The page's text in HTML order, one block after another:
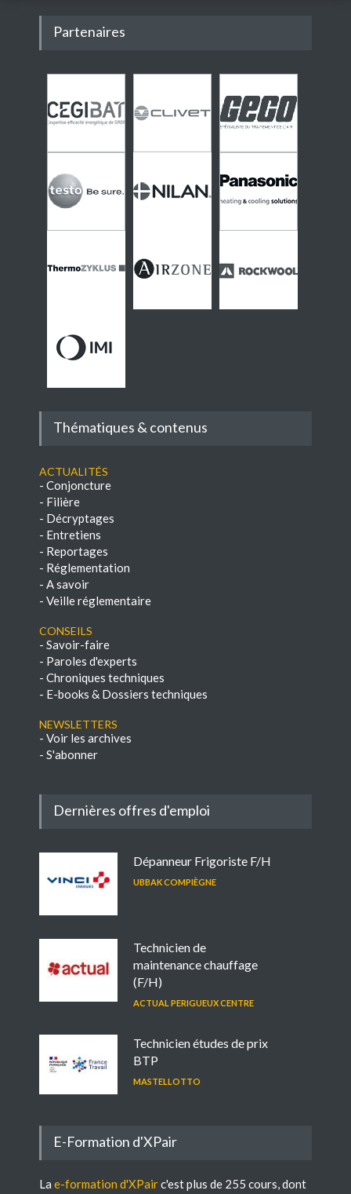
Partenaires
Thématiques & contenus
Actualités
- Conjoncture
- Filière
- Décryptages
- Entretiens
- Reportages
- Réglementation
- A savoir
- Veille réglementaire
Conseils
- Savoir-faire
- Paroles d'experts
- Chroniques techniques
- E-books & Dossiers techniques
NEWSLETTERS
- Voir les archives
- S'abonner
Dernières offres d'emploi
Dépanneur Frigoriste F/H
UBBAK COMPIÈGNE
Technicien de
maintenance chauffage
(F/H)
ACTUAL PERIGUEUX CENTRE
Technicien études de prix
BTP
MASTELLOTTO
E-Formation d'XPair
La e-formation d'XPairc'est plus de 255 cours, dont